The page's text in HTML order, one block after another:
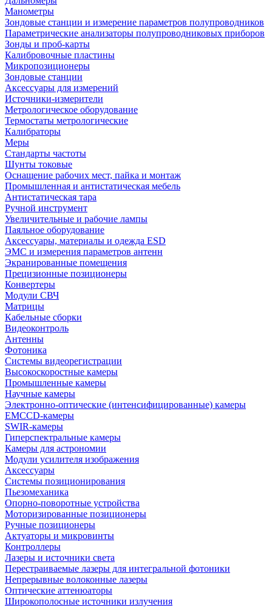
Манометры
Зондовые станции и измерение параметров полупроводников
Параметрические анализаторы полупроводниковых приборов
Зонды и проб-карты
Калибровочные пластины
Микропозиционеры
Зондовые станции
Аксессуары для измерений
Источники-измерители
Метрологическое оборудование
Термостаты метрологические
Калибраторы
Меры
Стандарты частоты
Шунты токовые
Оснащение рабочих мест, пайка и монтаж
Промышленная и антистатическая мебель
Антистатическая тара
Ручной инструмент
Увеличительные и рабочие лампы
Паяльное оборудование
Аксессуары, материалы и одежда ESD
ЭМС и измерения параметров антенн
Экранированные помещения
Прецизионные позиционеры
Конвертеры
Модули СВЧ
Матрицы
Кабельные сборки
Видеоконтроль
Антенны
Фотоника
Cистемы видеорегистрации
Высокоскоростные камеры
Промышленные камеры
Научные камеры
Электронно-оптические (интенсифицированные) камеры
EMCCD-камеры
SWIR-камеры
Гиперспектральные камеры
Камеры для астрономии
Модули усилителя изображения
Аксессуары
Системы позиционирования
Пьезомеханика
Опорно-поворотные устройства
Моторизированные позиционеры
Ручные позиционеры
Актуаторы и микровинты
Контроллеры
Лазеры и источники света
Перестраиваемые лазеры для интегральной фотоники
Непрерывные волоконные лазеры
Оптические аттенюаторы
Широкополосные источники излучения